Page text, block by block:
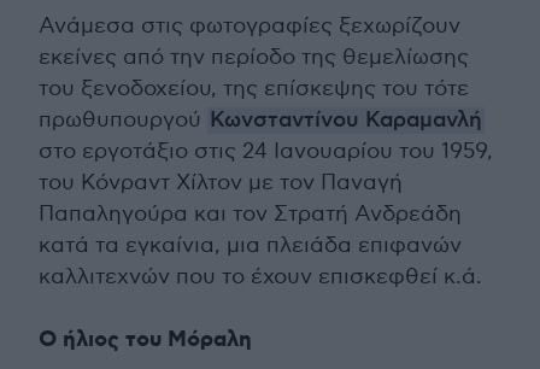
Ανάμεσα στις φωτογραφίες ξεχωρίζουν
εκείνες από την περίοδο της θεμελίωσης
του ξενοδοχείου, της επίσκεψης του τότε
πρωθυπουργού Κωνσταντίνου Καραμανλή
στο εργοτάξιο στις 24 Ιανουαρίου του 1959,
του Κόνραντ Χίλτον με τον Παναγή
Παπαληγούρα και τον Στρατή Ανδρεάδη
κατά τα εγκαίνια, μια πλειάδα επιφανών
καλλιτεχνών που το έχουν επισκεφθεί κ.ά.
Ο ήλιος του Μόραλη